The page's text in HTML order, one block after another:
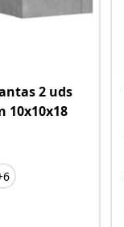
2 uds
10x10x18